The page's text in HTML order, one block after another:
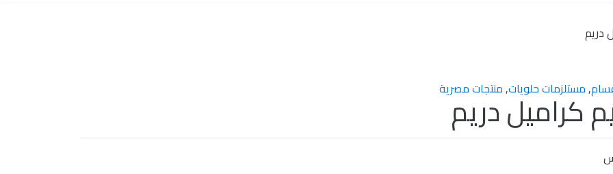
دريم
,مستلزمات حلويات,منتجات مصرية
كراميل دريم